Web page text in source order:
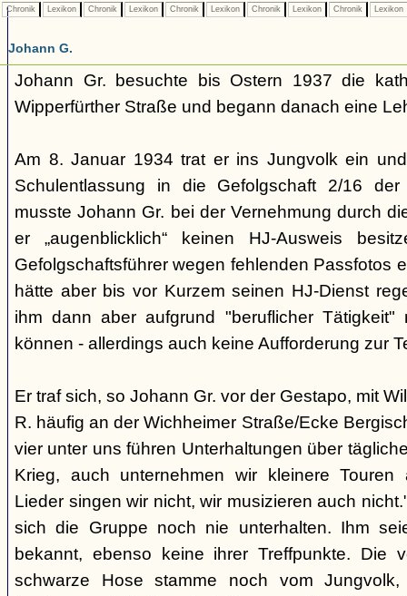
Chronik Lexikon Chronik Lexikon Chronik Lexikon Chronik Lexikon Chronik Lexikon
Johann G.
Johann Gr. besuchte bis Ostern 1937 die
Wipperfürther Straße und begann danach eine
Am 8. Januar 1934 trat er ins Jungvolk ein
Schulentlassung in die Gefolgschaft 2/16
musste Johann Gr. bei der Vernehmung durch
er „augenblicklich“ keinen HJ-Ausweis
Gefolgschaftsführer wegen fehlenden Passfotos
hätte aber bis vor Kurzem seinen HJ-Dienst
ihm dann aber aufgrund "beruflicher Tätigkeit"
können - allerdings auch keine Aufforderung zur
Er traf sich, so Johann Gr. vor der Gestapo, mit
R. häufig an der Wichheimer Straße/Ecke
vier unter uns führen Unterhaltungen über
Krieg, auch unternehmen wir kleinere Touren
Lieder singen wir nicht, wir musizieren auch
sich die Gruppe noch nie unterhalten. Ihm
bekannt, ebenso keine ihrer Treffpunkte. Die
schwarze Hose stamme noch vom